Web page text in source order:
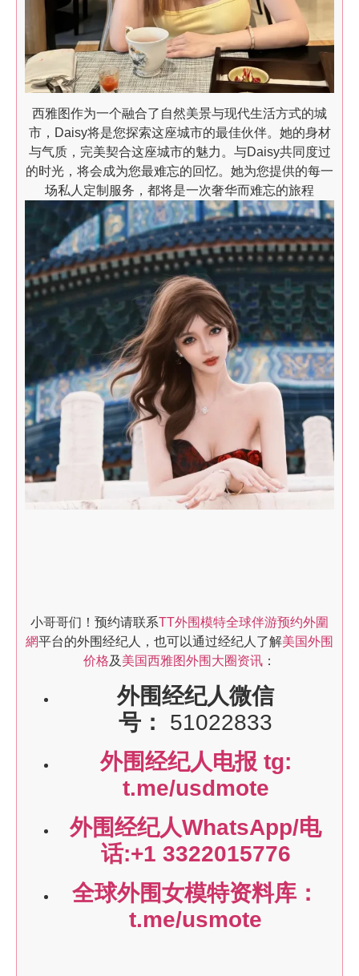
西雅图作为一个融合了自然美景与现代生活方式的城
市，Daisy将是您探索这座城市的最佳伙伴。她的身材
与气质，完美契合这座城市的魅力。与Daisy共同度过
的时光，将会成为您最难忘的回忆。她为您提供的每一
场私人定制服务，都将是一次奢华而难忘的旅程
小哥哥们！预约请联系TT外围模特全球伴游预约外圍
網平台的外围经纪人，也可以通过经纪人了解美国外围
价格及 美国西雅图外围大圈资讯 ：
外围经纪人微信
号：
51022833
外围经纪人电报 tg:
t.me/usdmote
外围经纪人WhatsApp/电
话:+1 3322015776
全球外围女模特资料库：
t.me/usmote